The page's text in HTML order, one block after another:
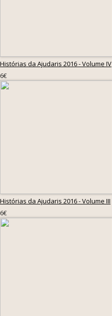
Histórias da Ajudaris 2016 - Volume IV
6€
Histórias da Ajudaris 2016 - Volume III
6€